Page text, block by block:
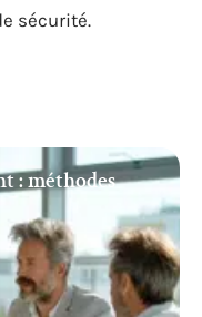
sécurité.
: méthodes